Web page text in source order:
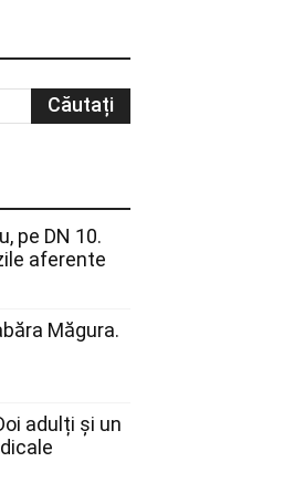
pe DN 10.
aferente
Măgura.
adulți și un